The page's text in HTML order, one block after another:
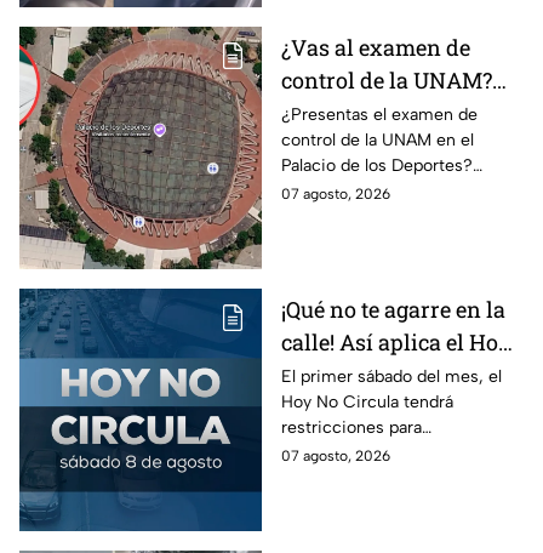
¿Vas al examen de
control de la UNAM?
Así puedes llegar al
Palacio de los Deportes
en Metro, camión y
Metrobús
¿Presentas el examen de
control de la UNAM en el
Palacio de los Deportes?
Consulta cómo llegar en
07 agosto, 2026
¡Qué no te agarre en la
calle! Así aplica el Hoy
No Circula el primer
sábado del mes
El primer sábado del mes, el
Hoy No Circula tendrá
restricciones para
determinados vehículos en la
07 agosto, 2026